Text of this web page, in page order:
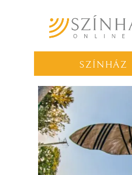
SZÍNHÁZ